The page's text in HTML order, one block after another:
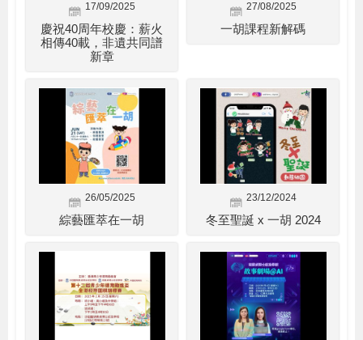
17/09/2025
慶祝40周年校慶：薪火
相傳40載，非遺共同譜
新章
27/08/2025
一胡課程新解碼
26/05/2025
綜藝匯萃在一胡
23/12/2024
冬至聖誕 x 一胡 2024